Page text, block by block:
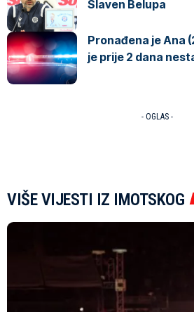
Slaven Belupa
Pronađena je Ana
je prije 2 dana
- OGLAS -
VIŠE VIJESTI IZ IMOTSKOG